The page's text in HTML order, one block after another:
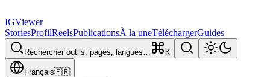
IGViewer
StoriesProfilReelsPublicationsÀ la uneTéléchargerGuides
Rechercher outils, pages, langues… K
Français🇫🇷